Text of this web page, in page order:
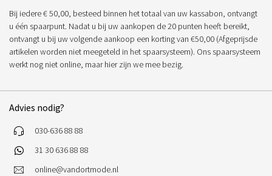
Bij iedere € 50,00, besteed binnen het totaal van uw kassabon, ontvangt
u één spaarpunt. Nadat u bij uw aankopen de 20 punten heeft bereikt,
ontvangt u bij uw volgende aankoop een korting van €50,00 (Afgeprijsde
artikelen worden niet meegeteld in het spaarsysteem). Ons spaarsysteem
werkt nog niet online, maar hier zijn we mee bezig.
Advies nodig?
030-636 88 88
31 30 636 88 88
online@vandortmode.nl